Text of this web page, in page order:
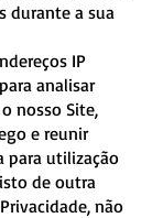
durante a sua
IP
analisar
nosso Site,
e reunir
para utilização
de outra
não